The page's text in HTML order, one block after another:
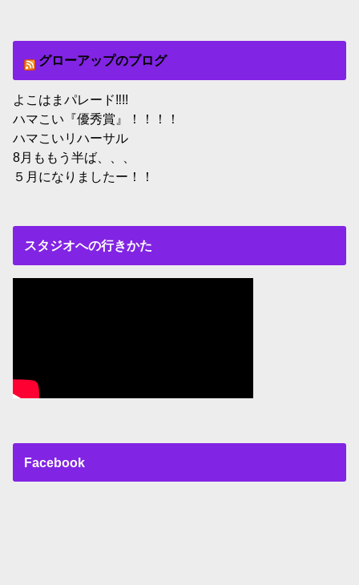
グローアップのブログ
よこはまパレード‼︎!!
ハマこい『優秀賞』！！！！
ハマこいリハーサル
8月ももう半ば、、、
５月になりましたー！！
スタジオへの行きかた
Facebook